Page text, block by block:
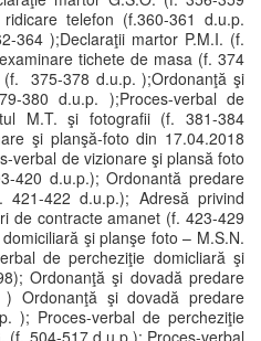
telefon (f.360-361 d.u.p.
364 );Declaraţii martor P.M.I. (f.
tichete de masa (f. 374
375-378 d.u.p. );Ordonanţă şi
380 d.u.p. );Proces-verbal de
M.T. şi fotografii (f. 381-384
şi planşă-foto din 17.04.2018
verbal de vizionare şi plansă foto
420 d.u.p.); Ordonantă predare
422 d.u.p.); Adresă privind
de contracte amanet (f. 423-429
şi planşe foto – M.S.N.
de percheziţie domicliară şi
Ordonanţă şi dovadă predare
Ordonanţă şi dovadă predare
); Proces-verbal de percheziţie
(f. 504-517 d.u.p.); Proces-verbal